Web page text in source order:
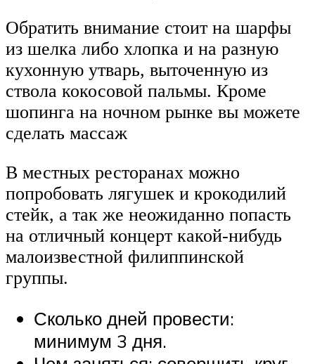
Обратить внимание стоит на шарфы
из шелка либо хлопка и на разную
кухонную утварь, выточенную из
ствола кокосовой пальмы. Кроме
шопинга на ночном рынке вы можете
сделать массаж
В местных ресторанах можно
попробовать лягушек и крокодилий
стейк, а так же неожиданно попасть
на отличный концерт какой-нибудь
малоизвестной филиппинской
группы.
Сколько дней провести:
минимум 3 дня.